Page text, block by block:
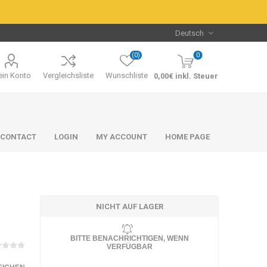
Konto Vergleichsliste Wunschliste
(0) 0
0,00€ inkl. Steuer
Packs & Bundles
Packs & Bundles
CONTACT LOGIN MY ACCOUNT HOME PAGE
NICHT AUF LAGER
BITTE BENACHRICHTIGEN, WENN
VERFÜGBAR